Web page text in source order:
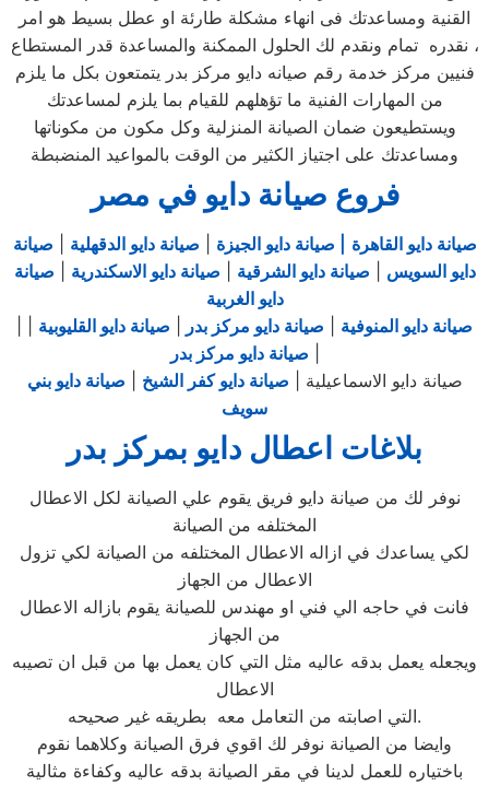
القنية ومساعدتك فى انهاء مشكلة طارئة او عطل بسيط هو امر
نقدره تمام ونقدم لك الحلول الممكنة والمساعدة قدر المستطاع ،
فنيين مركز خدمة رقم صيانه دايو مركز بدر يتمتعون بكل ما يلزم
من المهارات الفنية ما تؤهلهم للقيام بما يلزم لمساعدتك
ويستطيعون ضمان الصيانة المنزلية وكل مكون من مكوناتها
ومساعدتك على اجتياز الكثير من الوقت بالمواعيد المنضبطة
فروع صيانة دايو في مصر
صيانة دايو القاهرة | صيانة دايو الجيزة صيانة دايو الدقهلية
صيانة
دايو السويس
صيانة دايو الشرقية صيانة دايو الاسكندرية
صيانة
دايو الغربية
صيانة دايو المنوفية صيانة دايو مركز بدر صيانة دايو القليوبية
صيانة دايو مركز بدر
صيانة دايو الاسماعيلية | صيانة دايو كفر الشيخ
صيانة دايو بني
سويف
بلاغات اعطال دايو بمركز بدر
نوفر لك من صيانة دايو فريق يقوم علي الصيانة لكل الاعطال
المختلفه من الصيانة
لكي يساعدك في ازاله الاعطال المختلفه من الصيانة لكي تزول
الاعطال من الجهاز
فانت في حاجه الي فني او مهندس للصيانة يقوم بازاله الاعطال
من الجهاز
ويجعله يعمل بدقه عاليه مثل التي كان يعمل بها من قبل ان تصيبه
الاعطال
التي اصابته من التعامل معه بطريقه غير صحيحه.
وايضا من الصيانة نوفر لك اقوي فرق الصيانة وكلاهما نقوم
باختياره للعمل لدينا في مقر الصيانة بدقه عاليه وكفاءة مثالية